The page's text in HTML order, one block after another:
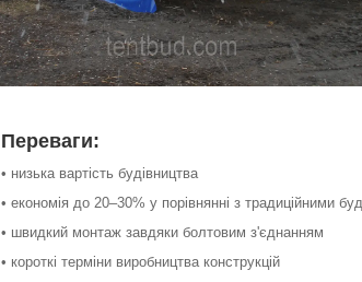
Переваги:
• низька вартість будівництва
• економія до 20–30% у порівнянні з традиційними
• швидкий монтаж завдяки болтовим з'єднанням
• короткі терміни виробництва конструкцій